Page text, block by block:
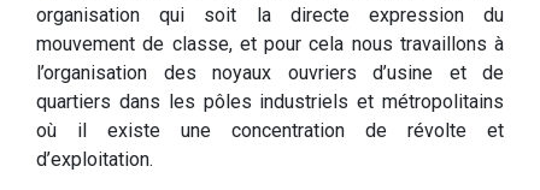
organisation qui soit la directe expression du
mouvement de classe, et pour cela nous travaillons à
l’organisation des noyaux ouvriers d’usine et de
quartiers dans les pôles industriels et métropolitains
où il existe une concentration de révolte et
d’exploitation.